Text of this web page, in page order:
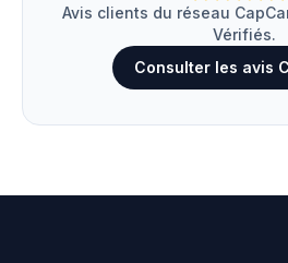
Avis clients du réseau
Vérifiés.
Consulter les avis